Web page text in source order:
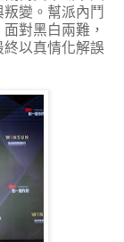
變。幫派內鬥
對黑白兩難，
終以真情化解誤